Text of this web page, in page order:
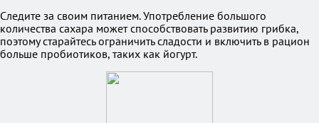
Следите за своим питанием. Употребление большого
количества сахара может способствовать развитию грибка,
поэтому старайтесь ограничить сладости и включить в рацион
больше пробиотиков, таких как йогурт.